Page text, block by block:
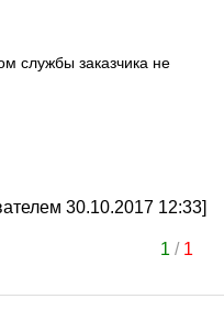
службы заказчика не
30.10.2017 12:33]
1 / 1